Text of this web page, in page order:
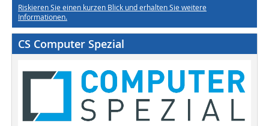
Riskieren Sie einen kurzen Blick und erhalten Sie weitere
Informationen.
CS Computer Spezial